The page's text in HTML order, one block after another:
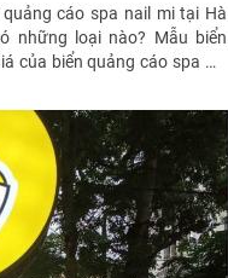
cáo spa nail mi tại Hà
những loại nào? Mẫu biển
của biển quảng cáo spa Hà